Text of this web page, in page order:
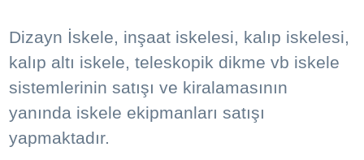
Dizayn İskele, inşaat iskelesi, kalıp iskelesi,
kalıp altı iskele, teleskopik dikme vb iskele
sistemlerinin satışı ve kiralamasının
yanında iskele ekipmanları satışı
yapmaktadır.